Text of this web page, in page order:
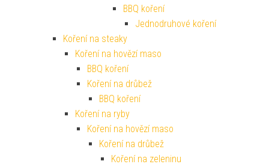
BBQ koření
Jednodruhové koření
Koření na steaky
Koření na hovězí maso
BBQ koření
Koření na drůbež
BBQ koření
Koření na ryby
Koření na hovězí maso
Koření na drůbež
Koření na zeleninu